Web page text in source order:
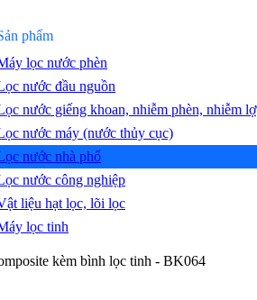
phẩm
lọc nước phèn
nước đầu nguồn
nước giếng khoan, nhiễm phèn, nhiễm lợ
nước máy (nước thủy cục)
nước nhà phố
nước công nghiệp
liệu hạt lọc, lõi lọc
lọc tinh
kèm bình lọc tinh - BK064